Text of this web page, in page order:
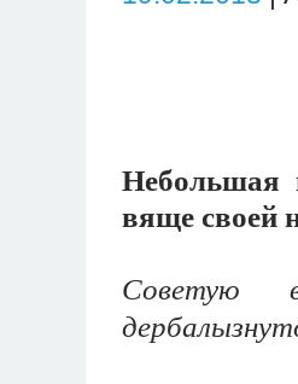
Небольшая
вяще своей
Советую